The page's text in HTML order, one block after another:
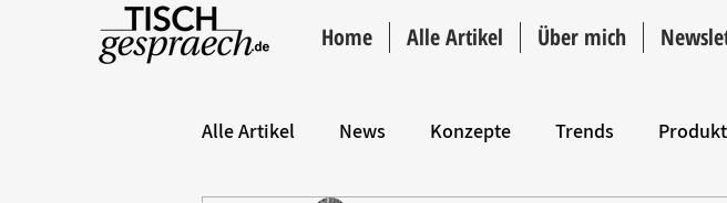
Home Alle Artikel Über mich
Alle Artikel News Konzepte Trends